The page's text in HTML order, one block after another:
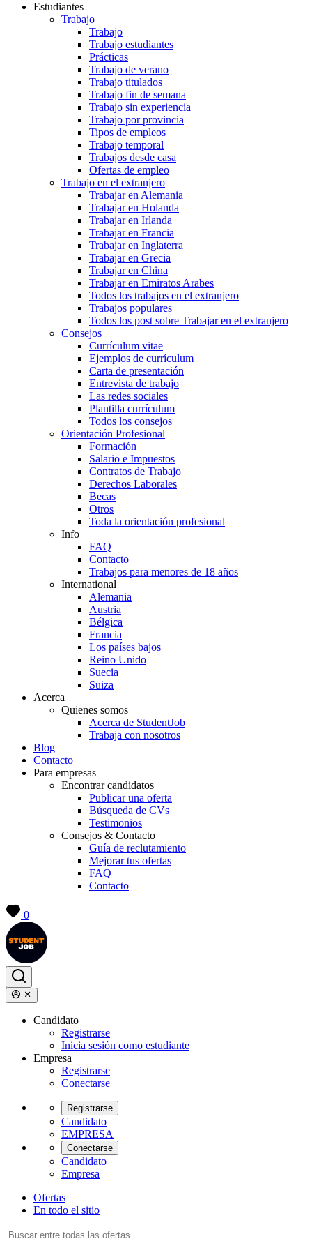
Estudiantes
Trabajo
Trabajo
Trabajo estudiantes
Prácticas
Trabajo de verano
Trabajo titulados
Trabajo fin de semana
Trabajo sin experiencia
Trabajo por provincia
Tipos de empleos
Trabajo temporal
Trabajos desde casa
Ofertas de empleo
Trabajo en el extranjero
Trabajar en Alemania
Trabajar en Holanda
Trabajar en Irlanda
Trabajar en Francia
Trabajar en Inglaterra
Trabajar en Grecia
Trabajar en China
Trabajar en Emiratos Arabes
Todos los trabajos en el extranjero
Trabajos populares
Todos los post sobre Trabajar en el extranjero
Consejos
Currículum vitae
Ejemplos de currículum
Carta de presentación
Entrevista de trabajo
Las redes sociales
Plantilla currículum
Todos los consejos
Orientación Profesional
Formación
Salario e Impuestos
Contratos de Trabajo
Derechos Laborales
Becas
Otros
Toda la orientación profesional
Info
FAQ
Contacto
Trabajos para menores de 18 años
International
Alemania
Austria
Bélgica
Francia
Los países bajos
Reino Unido
Suecia
Suiza
Acerca
Quienes somos
Acerca de StudentJob
Trabaja con nosotros
Blog
Contacto
Para empresas
Encontrar candidatos
Publicar una oferta
Búsqueda de CVs
Testimonios
Consejos & Contacto
Guía de reclutamiento
Mejorar tus ofertas
FAQ
Contacto
0
Candidato
Registrarse
Inicia sesión como estudiante
Empresa
Registrarse
Conectarse
Registrarse
Candidato
EMPRESA
Conectarse
Candidato
Empresa
Ofertas
En todo el sitio